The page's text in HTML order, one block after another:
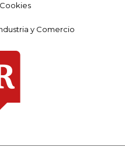
y Comercio